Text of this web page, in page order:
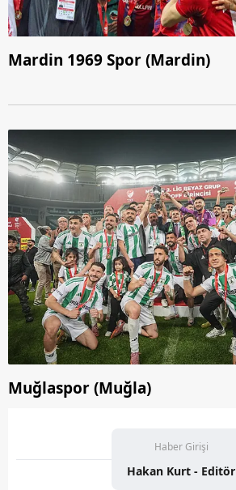
Mardin 1969 Spor (Mardin)
Muğlaspor (Muğla)
Haber Girişi
Hakan Kurt - Editör